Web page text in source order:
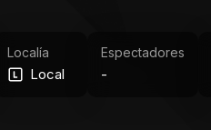
Localía
Local
Espectadores
-